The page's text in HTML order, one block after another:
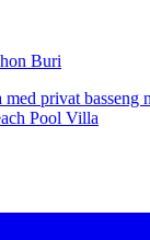
Buri
privat basseng
Pool Villa